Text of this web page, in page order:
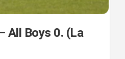
All Boys 0. (La